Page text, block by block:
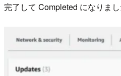
完了して Completed になりま